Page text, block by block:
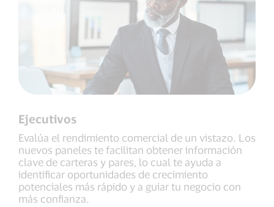
Ejecutivos
Evalúa el rendimiento comercial de un vistazo. Los
nuevos paneles te facilitan obtener información
clave de carteras y pares, lo cual te ayuda a
identificar oportunidades de crecimiento
potenciales más rápido y a guiar tu negocio con
más confianza.